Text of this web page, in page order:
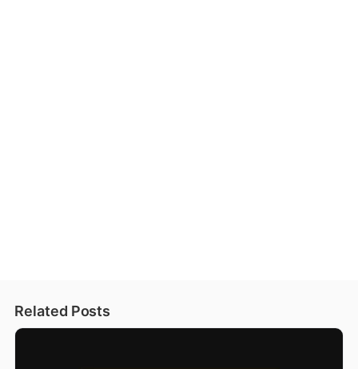
Related Posts